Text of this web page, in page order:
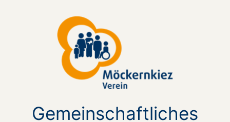
Gemeinschaftliches